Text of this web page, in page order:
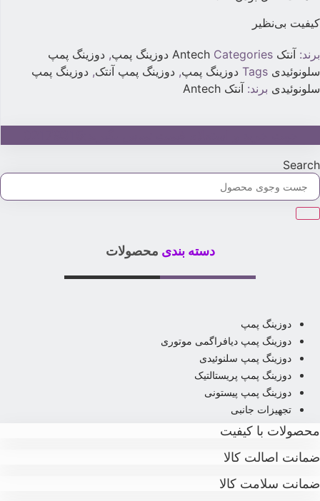
کیفیت بی‌نظیر
برند: آنتک Antech Categories دوزینگ پمپ, دوزینگ پمپ
سلونوئیدی Tags دوزینگ پمپ, دوزینگ پمپ آنتک, دوزینگ پمپ
سلونوئیدی برند: آنتک Antech
Search
دسته بندی محصولات
دوزینگ پمپ
دوزینگ پمپ دیافراگمی موتوری
دوزینگ پمپ سلنوئیدی
دوزینگ پمپ پریستالتیک
دوزینگ پمپ پیستونی
تجهیزات جانبی
محصولات با کیفیت
ضمانت اصالت کالا
ضمانت سلامت کالا